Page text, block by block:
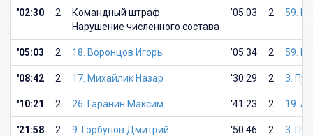
'02:30 2
Командный штраф
Нарушение численного состава
'05:03 2 59.
'05:03 2 18. Воронцов Игорь '05:34 2 59.
'08:42 2 17. Михайлик Назар '30:29 2 3.
'10:21 2 26. Гаранин Максим '41:23 2 19.
'21:58 2 9. Горбунов Дмитрий '50:46 2 3.